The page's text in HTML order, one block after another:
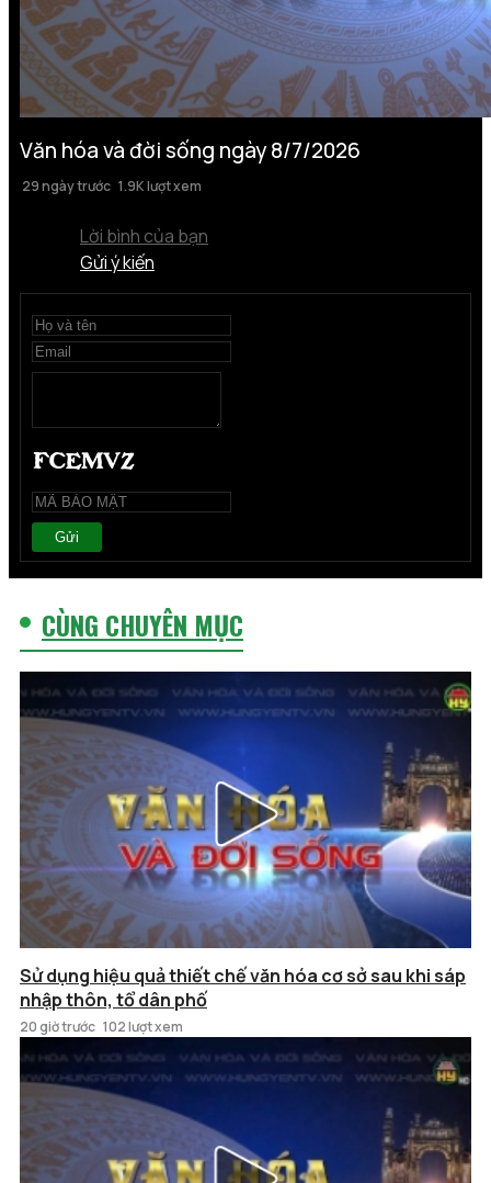
Văn hóa và đời sống ngày 8/7/2026
29 ngày trước 1.9K lượt xem
Lời bình của bạn
Gửi ý kiến
Gửi
CÙNG CHUYÊN MỤC
Sử dụng hiệu quả thiết chế văn hóa cơ sở sau khi sáp
nhập thôn, tổ dân phố
20 giờ trước 102 lượt xem